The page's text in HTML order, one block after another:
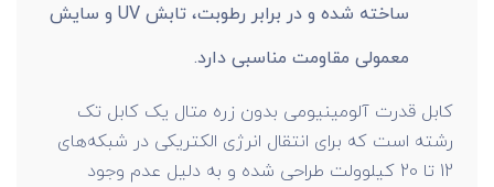
ساخته شده و در برابر رطوبت، تابش UV و سایش
معمولی مقاومت مناسبی دارد.
کابل قدرت آلومینیومی بدون زره متال یک کابل تک
رشته است که برای انتقال انرژی الکتریکی در شبکه‌های
12 تا 20 کیلوولت طراحی شده و به دلیل عدم وجود